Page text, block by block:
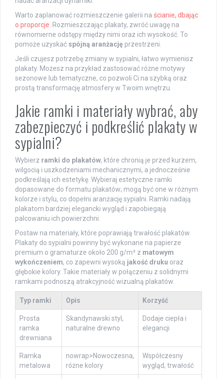
Warto zaplanować rozmieszczenie galerii na ścianie, dbając
o proporcje . Rozmieszczając plakaty, zwróć uwagę na
równomierne odstępy między nimi oraz ich wysokość. To
pomoże uzyskać spójną aranżację przestrzeni.
Jeśli czujesz potrzebę zmiany w sypialni, łatwo wymienisz
plakaty. Możesz na przykład zastosować różne motywy
sezonowe lub tematyczne, co pozwoli Ci na szybką oraz
prostą transformację atmosfery w Twoim wnętrzu.
Jakie ramki i materiały wybrać, aby
zabezpieczyć i podkreślić plakaty w
sypialni?
Wybierz ramki do plakatów, które chronią je przed kurzem,
wilgocią i uszkodzeniami mechanicznymi, a jednocześnie
podkreślają ich estetykę. Wybieraj estetyczne ramki
dopasowane do formatu plakatów; mogą być one w różnym
kolorze i stylu, co dopełni aranżację sypialni. Ramki nadają
plakatom bardziej elegancki wygląd i zapobiegają
palcowaniu ich powierzchni.
Postaw na materiały, które poprawiają trwałość plakatów.
Plakaty do sypialni powinny być wykonane na papierze
premium o gramaturze około 200 g/m² z matowym
wykończeniem, co zapewni wysoką jakość druku oraz
głębokie kolory. Takie materiały w połączeniu z solidnymi
ramkami podnoszą atrakcyjność wizualną plakatów.
Typ ramki Opis Korzyść
Prosta
ramka
drewniana
Skandynawski styl,
naturalne drewno
Dodaje ciepła i
elegancji
Ramka
metalowa
nowrap>Nowoczesna,
różne kolory
Współczesny
wygląd, trwałość